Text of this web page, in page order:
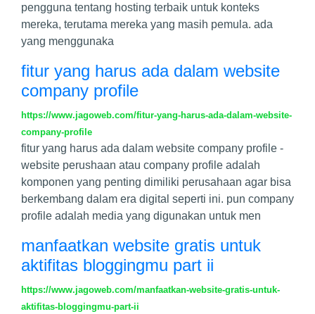
pengguna tentang hosting terbaik untuk konteks
mereka, terutama mereka yang masih pemula. ada
yang menggunaka
fitur yang harus ada dalam website
company profile
https://www.jagoweb.com/fitur-yang-harus-ada-dalam-website-
company-profile
fitur yang harus ada dalam website company profile -
website perushaan atau company profile adalah
komponen yang penting dimiliki perusahaan agar bisa
berkembang dalam era digital seperti ini. pun company
profile adalah media yang digunakan untuk men
manfaatkan website gratis untuk
aktifitas bloggingmu part ii
https://www.jagoweb.com/manfaatkan-website-gratis-untuk-
aktifitas-bloggingmu-part-ii